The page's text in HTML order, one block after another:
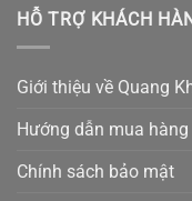
HỖ TRỢ KHÁCH
Giới thiệu về Quang
Hướng dẫn mua hàng
Chính sách bảo mật